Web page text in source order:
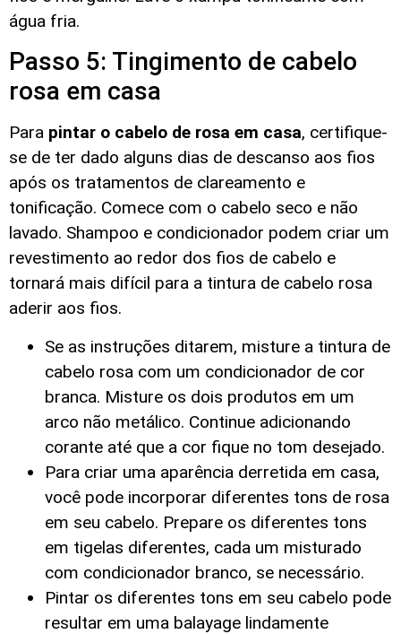
água fria.
Passo 5: Tingimento de cabelo
rosa em casa
Para pintar o cabelo de rosa em casa, certifique-
se de ter dado alguns dias de descanso aos fios
após os tratamentos de clareamento e
tonificação. Comece com o cabelo seco e não
lavado. Shampoo e condicionador podem criar um
revestimento ao redor dos fios de cabelo e
tornará mais difícil para a tintura de cabelo rosa
aderir aos fios.
Se as instruções ditarem, misture a tintura de
cabelo rosa com um condicionador de cor
branca. Misture os dois produtos em um
arco não metálico. Continue adicionando
corante até que a cor fique no tom desejado.
Para criar uma aparência derretida em casa,
você pode incorporar diferentes tons de rosa
em seu cabelo. Prepare os diferentes tons
em tigelas diferentes, cada um misturado
com condicionador branco, se necessário.
Pintar os diferentes tons em seu cabelo pode
resultar em uma balayage lindamente